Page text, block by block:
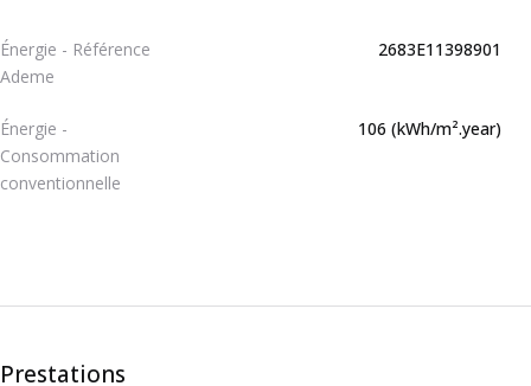
Énergie - Référence
Ademe
2683E11398901
Énergie -
Consommation
conventionnelle
106 (kWh/m².year)
Prestations